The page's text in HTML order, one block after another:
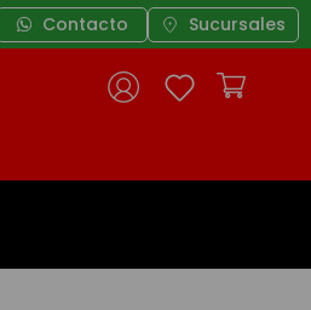
Contacto Sucursales